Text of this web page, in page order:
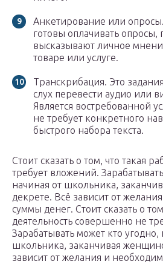
Анкетирование или
готовы оплачивать опросы,
высказывают личное
товаре или услуге.
Транскрибация. Это
слух перевести аудио или
Является востребованной
не требует конкретного
быстрого набора текста.
Стоит сказать о том, что такая
требует вложений.
начиная от школьника,
декрете. Всё зависит от
суммы денег. Стоит сказать о
деятельность совершенно не
Зарабатывать может кто угодно,
школьника, заканчивая
зависит от желания и